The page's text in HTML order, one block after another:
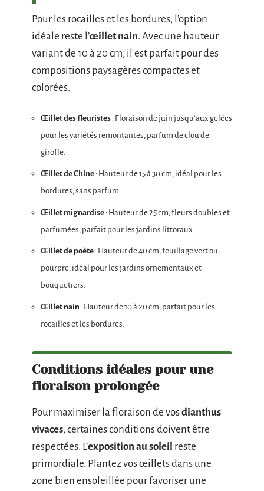
Pour les rocailles et les bordures, l’option
idéale reste l’œillet nain. Avec une hauteur
variant de 10 à 20 cm, il est parfait pour des
compositions paysagères compactes et
colorées.
Œillet des fleuristes : Floraison de juin jusqu’aux gelées
pour les variétés remontantes, parfum de clou de
girofle.
Œillet de Chine : Hauteur de 15 à 30 cm, idéal pour les
bordures, sans parfum.
Œillet mignardise : Hauteur de 25 cm, fleurs doubles et
parfumées, parfait pour les jardins littoraux.
Œillet de poète : Hauteur de 40 cm, feuillage vert ou
pourpre, idéal pour les jardins ornementaux et
bouquetiers.
Œillet nain : Hauteur de 10 à 20 cm, parfait pour les
rocailles et les bordures.
Conditions idéales pour une
floraison prolongée
Pour maximiser la floraison de vosdianthus
vivaces, certaines conditions doivent être
respectées. L’exposition au soleil reste
primordiale. Plantez vos œillets dans une
zone bien ensoleillée pour favoriser une